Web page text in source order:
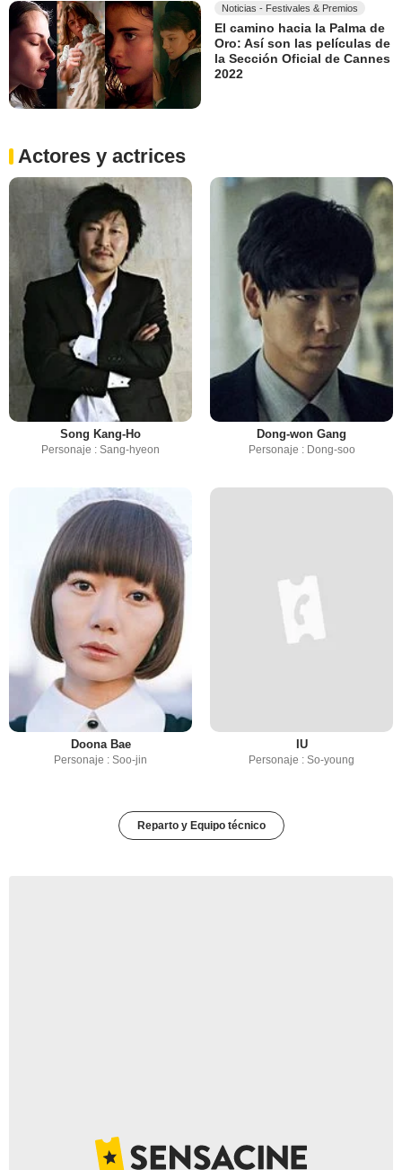
Noticias - Festivales & Premios
El camino hacia la Palma de
Oro: Así son las películas de
la Sección Oficial de Cannes
2022
Actores y actrices
Song Kang-Ho
Personaje : Sang-hyeon
Dong-won Gang
Personaje : Dong-soo
Doona Bae
Personaje : Soo-jin
IU
Personaje : So-young
Reparto y Equipo técnico